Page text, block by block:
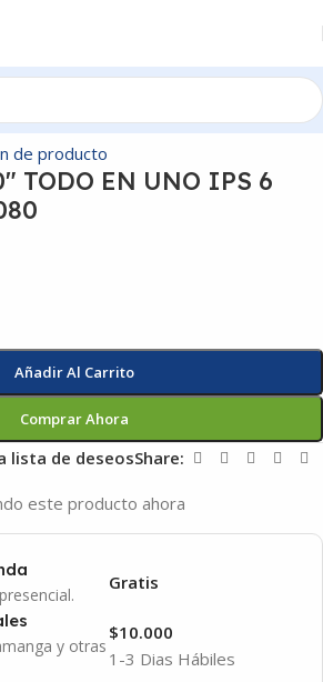
TODO EN UNO IPS 6
Añadir Al Carrito
Comprar Ahora
lista de deseosShare:
este producto ahora
Gratis
y otras
1-3 Dias Hábiles
$10.000